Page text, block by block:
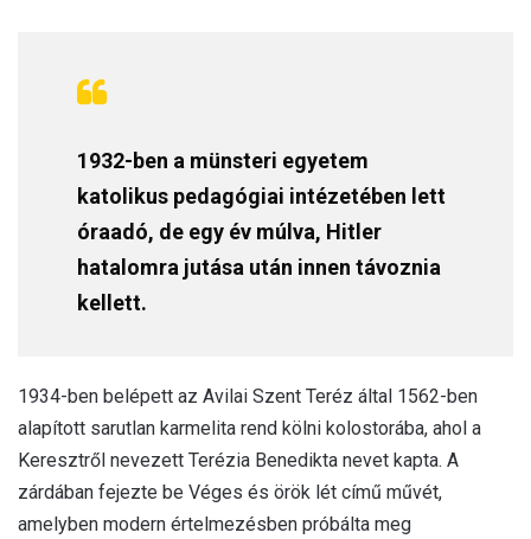
1932-ben a münsteri egyetem
katolikus pedagógiai intézetében lett
óraadó, de egy év múlva, Hitler
hatalomra jutása után innen távoznia
kellett.
1934-ben belépett az Avilai Szent Teréz által 1562-ben
alapított sarutlan karmelita rend kölni kolostorába, ahol a
Keresztről nevezett Terézia Benedikta nevet kapta. A
zárdában fejezte be Véges és örök lét című művét,
amelyben modern értelmezésben próbálta meg